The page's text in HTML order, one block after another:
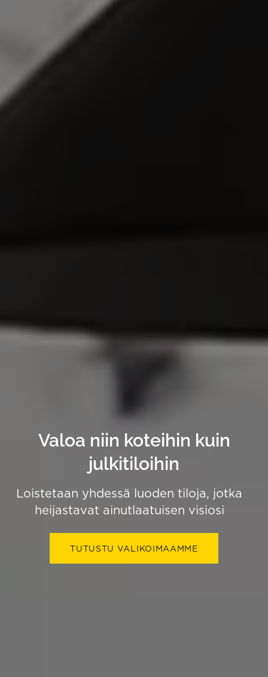
Valoa niin koteihin kuin
julkitiloihin
Loistetaan yhdessä luoden tiloja, jotka
heijastavat ainutlaatuisen visiosi
TUTUSTU VALIKOIMAAMME